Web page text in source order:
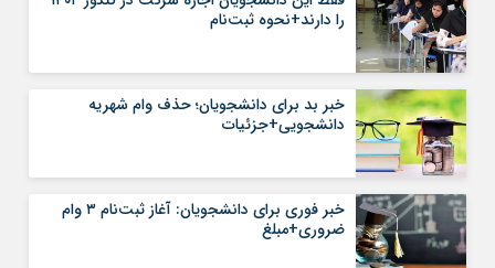
را دارند+نحوه ثبت‌نام
خبر بد برای دانشجویان؛ حذف وام شهریه
دانشجویی+جزئیات
خبر فوری برای دانشجویان: آغاز ثبت‌نام ۳ وام
ضروری+مبلغ